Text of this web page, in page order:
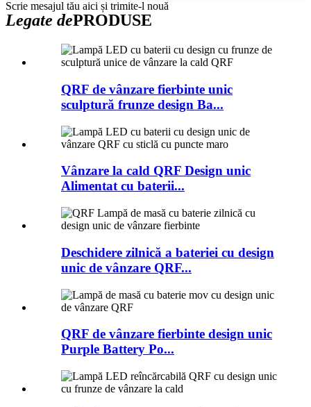
Scrie mesajul tău aici și trimite-l nouă
Legate dePRODUSE
QRF de vânzare fierbinte unic
sculptură frunze design Ba...
Vânzare la cald QRF Design unic
Alimentat cu baterii...
Deschidere zilnică a bateriei cu design
unic de vânzare QRF...
QRF de vânzare fierbinte design unic
Purple Battery Po...